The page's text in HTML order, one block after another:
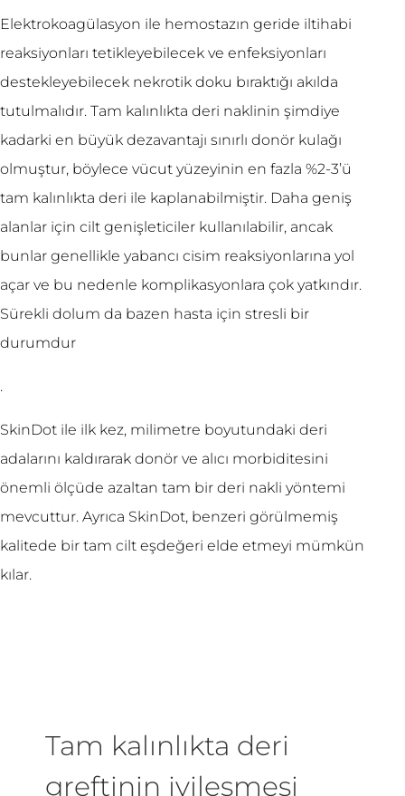
Elektrokoagülasyon ile hemostazın geride iltihabi
reaksiyonları tetikleyebilecek ve enfeksiyonları
destekleyebilecek nekrotik doku bıraktığı akılda
tutulmalıdır. Tam kalınlıkta deri naklinin şimdiye
kadarki en büyük dezavantajı sınırlı donör kulağı
olmuştur, böylece vücut yüzeyinin en fazla %2-3’ü
tam kalınlıkta deri ile kaplanabilmiştir. Daha geniş
alanlar için cilt genişleticiler kullanılabilir, ancak
bunlar genellikle yabancı cisim reaksiyonlarına yol
açar ve bu nedenle komplikasyonlara çok yatkındır.
Sürekli dolum da bazen hasta için stresli bir
durumdur
.
SkinDot ile ilk kez, milimetre boyutundaki deri
adalarını kaldırarak donör ve alıcı morbiditesini
önemli ölçüde azaltan tam bir deri nakli yöntemi
mevcuttur. Ayrıca SkinDot, benzeri görülmemiş
kalitede bir tam cilt eşdeğeri elde etmeyi mümkün
kılar.
Tam kalınlıkta deri
greftinin iyileşmesi